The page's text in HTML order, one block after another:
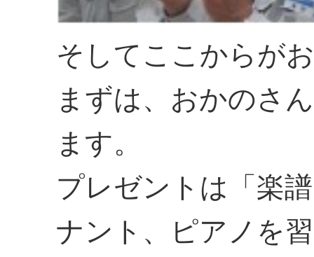
そしてここからが
まずは、おかのさ
ます。
プレゼントは「楽
ナント、ピアノを